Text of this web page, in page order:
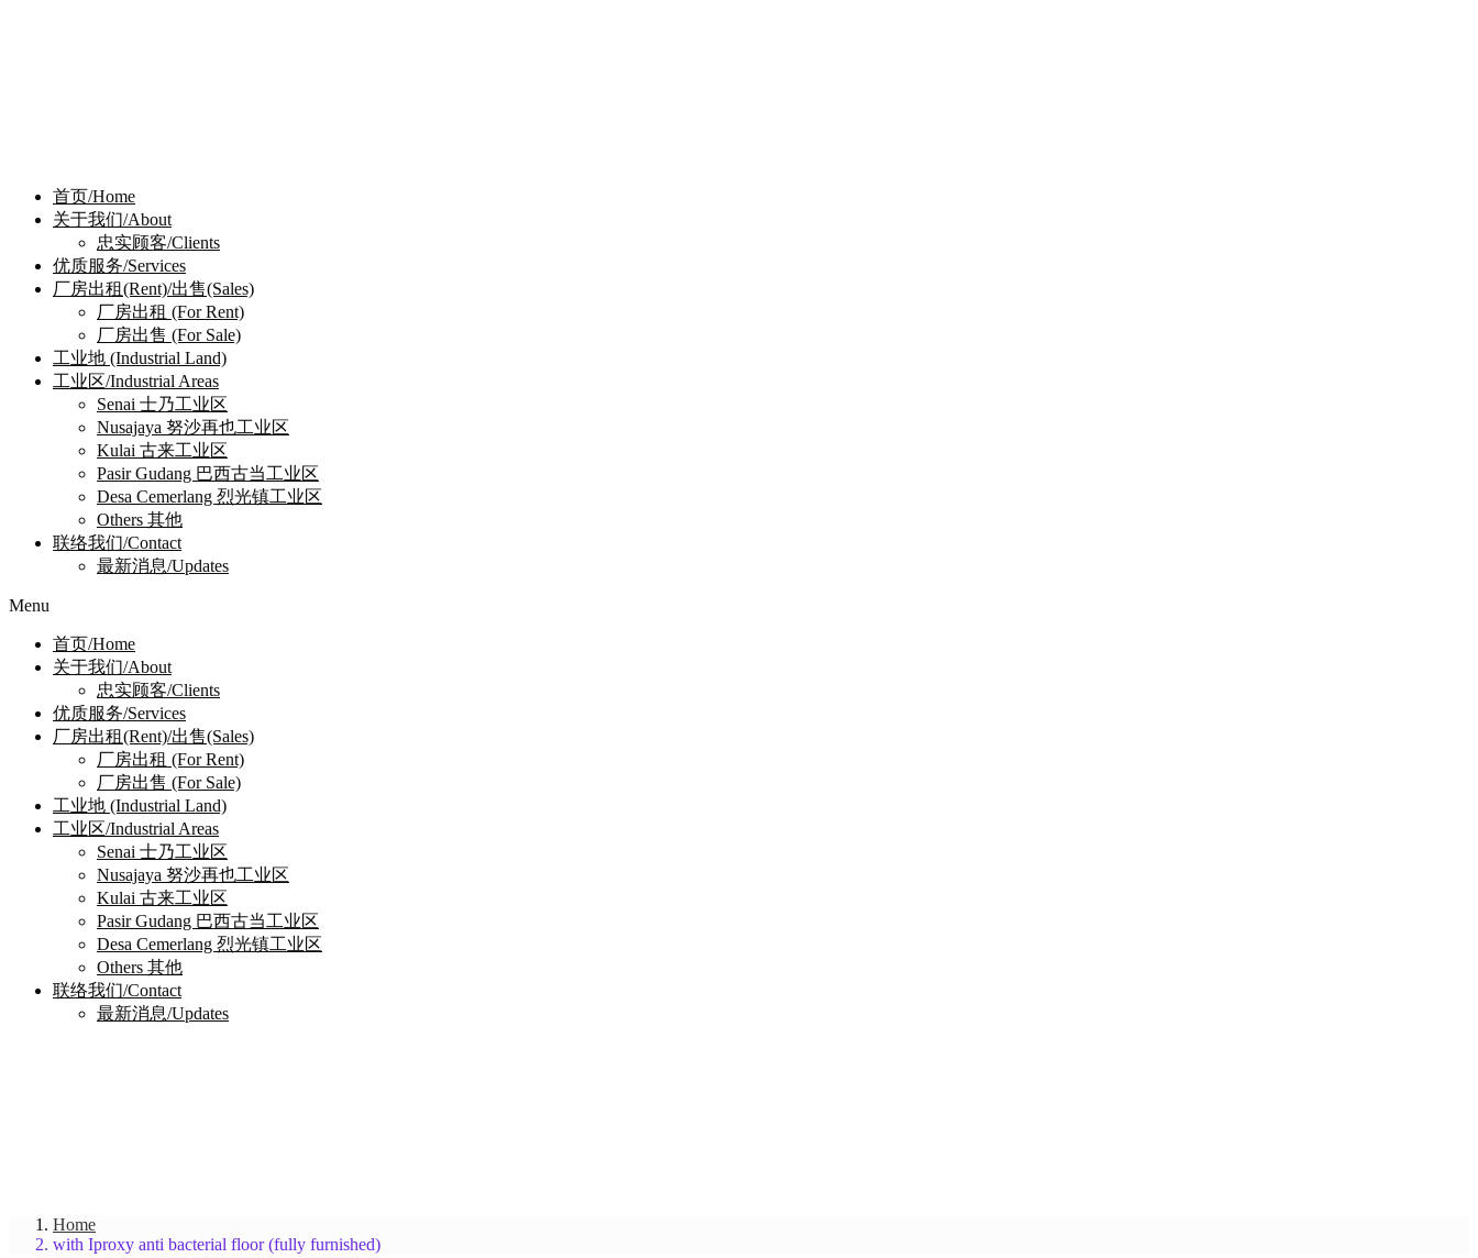
首页/Home
关于我们/About
忠实顾客/Clients
优质服务/Services
厂房出租(Rent)/出售(Sales)
厂房出租 (For Rent)
厂房出售 (For Sale)
工业地 (Industrial Land)
工业区/Industrial Areas
Senai 士乃工业区
Nusajaya 努沙再也工业区
Kulai 古来工业区
Pasir Gudang 巴西古当工业区
Desa Cemerlang 烈光镇工业区
Others 其他
联络我们/Contact
最新消息/Updates
Menu
首页/Home
关于我们/About
忠实顾客/Clients
优质服务/Services
厂房出租(Rent)/出售(Sales)
厂房出租 (For Rent)
厂房出售 (For Sale)
工业地 (Industrial Land)
工业区/Industrial Areas
Senai 士乃工业区
Nusajaya 努沙再也工业区
Kulai 古来工业区
Pasir Gudang 巴西古当工业区
Desa Cemerlang 烈光镇工业区
Others 其他
联络我们/Contact
最新消息/Updates
Home
with Iproxy anti bacterial floor (fully furnished)